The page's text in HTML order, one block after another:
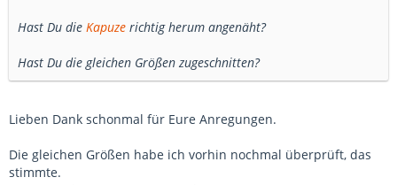
Hast Du die Kapuze richtig herum angenäht?
Hast Du die gleichen Größen zugeschnitten?
Lieben Dank schonmal für Eure Anregungen.
Die gleichen Größen habe ich vorhin nochmal überprüft, das
stimmte.